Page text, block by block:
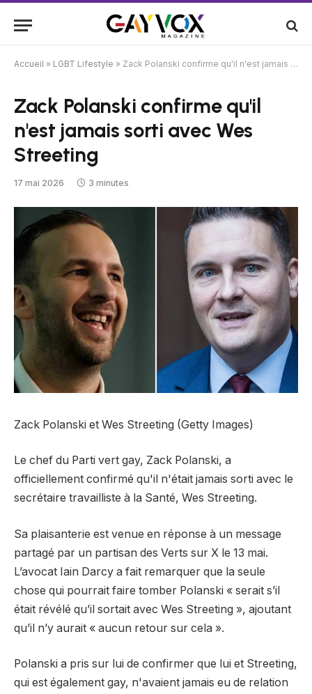
Accueil » LGBT Lifestyle » Zack Polanski confirme qu'il n'est jamais sorti avec Wes Streeting
Zack Polanski confirme qu'il
n'est jamais sorti avec Wes
Streeting
17 mai 2026 3 minutes
Zack Polanski et Wes Streeting (Getty Images)
Le chef du Parti vert gay, Zack Polanski, a
officiellement confirmé qu'il n'était jamais sorti avec le
secrétaire travailliste à la Santé, Wes Streeting.
Sa plaisanterie est venue en réponse à un message
partagé par un partisan des Verts sur X le 13 mai.
L’avocat Iain Darcy a fait remarquer que la seule
chose qui pourrait faire tomber Polanski « serait s’il
était révélé qu’il sortait avec Wes Streeting », ajoutant
qu’il n’y aurait « aucun retour sur cela ».
Polanski a pris sur lui de confirmer que lui et Streeting,
qui est également gay, n'avaient jamais eu de relation